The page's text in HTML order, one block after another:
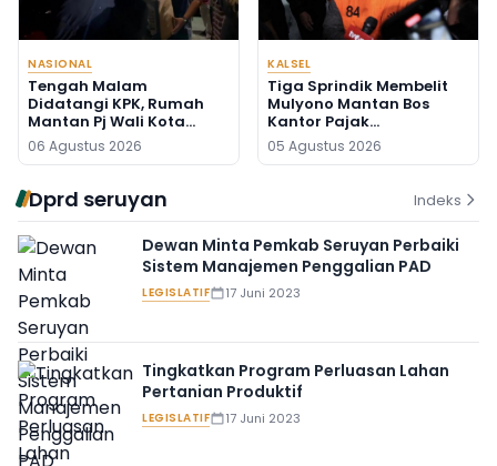
NASIONAL
Tengah Malam
Didatangi KPK, Rumah
Mantan Pj Wali Kota
Digeledah, Empat Koper
Dibawa
06 Agustus 2026
KALSEL
Tiga Sprindik Membelit
Mulyono Mantan Bos
Kantor Pajak
Banjarmasin
05 Agustus 2026
Dprd seruyan Indeks
Dewan Minta Pemkab Seruyan Perbaiki
Sistem Manajemen Penggalian PAD
LEGISLATIF 17 Juni 2023
Tingkatkan Program Perluasan Lahan
Pertanian Produktif
LEGISLATIF 17 Juni 2023